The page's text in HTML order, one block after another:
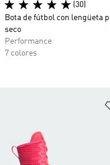
(30)
Bota de fútbol con lengüeta
seco
Performance
7 colores